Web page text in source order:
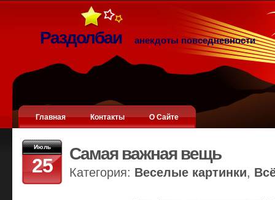
Раздолбаи анекдоты повседневности
Главная Контакты О Сайте
Июль
25
Самая важная вещь
Категория: Веселые картинки,